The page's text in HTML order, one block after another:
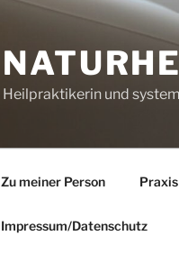
Heilpraktikerin und
Zu meiner Person Praxis
Impressum/Datenschutz